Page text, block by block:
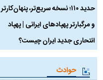
حدید ۱۱۰؛ نسخه سریع‌تر، پنهان‌کارتر
و مرگبارتر پهپادهای ایرانی | پهپاد
انتحاری جدید ایران چیست؟
حوادث